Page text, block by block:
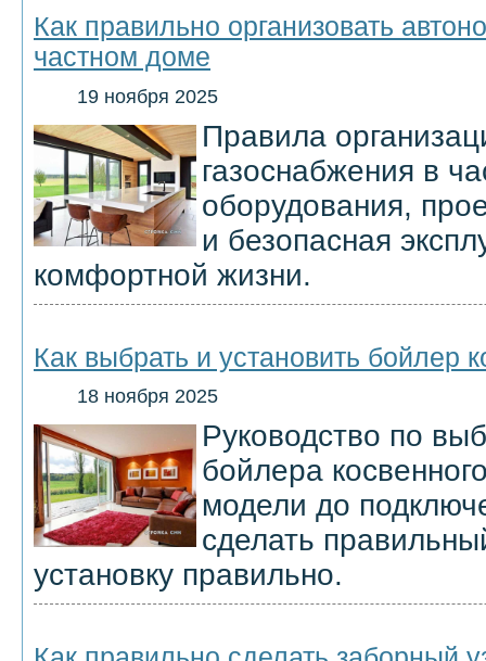
Как правильно организовать
частном доме
19 ноября 2025
Правила
газоснабжения в
оборудования,
и безопасная
комфортной жизни.
Как выбрать и установить бойлер
18 ноября 2025
Руководство по
бойлера
модели до
сделать
установку правильно.